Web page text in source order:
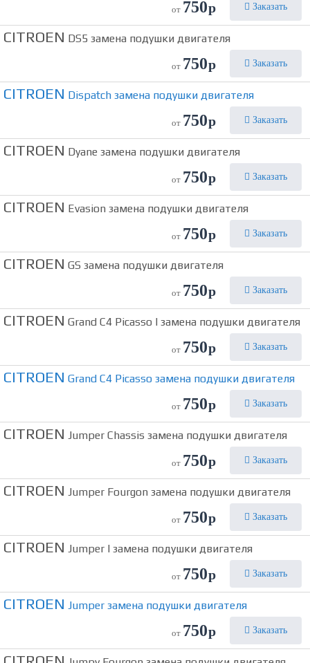
от 750р Заказать
CITROEN DS5 замена подушки двигателя
от 750р Заказать
CITROEN Dispatch замена подушки двигателя
от 750р Заказать
CITROEN Dyane замена подушки двигателя
от 750р Заказать
CITROEN Evasion замена подушки двигателя
от 750р Заказать
CITROEN GS замена подушки двигателя
от 750р Заказать
CITROEN Grand C4 Picasso I замена подушки двигателя
от 750р Заказать
CITROEN Grand C4 Picasso замена подушки двигателя
от 750р Заказать
CITROEN Jumper Chassis замена подушки двигателя
от 750р Заказать
CITROEN Jumper Fourgon замена подушки двигателя
от 750р Заказать
CITROEN Jumper I замена подушки двигателя
от 750р Заказать
CITROEN Jumper замена подушки двигателя
от 750р Заказать